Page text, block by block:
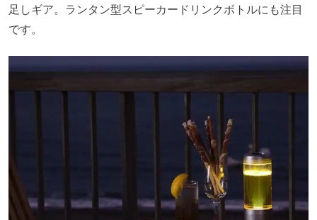
足しギア。ランタン型スピーカードリンクボトルにも注目
です。